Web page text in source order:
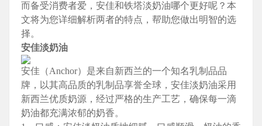
而备受消费者爱，安佳和铁塔淡奶油哪个更好呢？本
文将为您详细解析两者的特点，帮助您做出明智的选
择。
安佳淡奶油
安佳（Anchor）是来自新西兰的一个知名乳制品品
牌，以其高品质的乳制品享誉全球，安佳淡奶油采用
新西兰优质奶源，经过严格的生产工艺，确保每一滴
奶油都充满浓郁的奶香。